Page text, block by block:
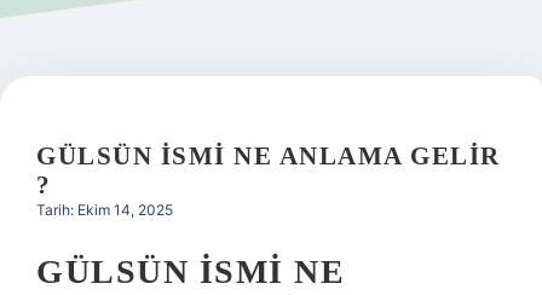
Hakkımızda
Yasal Uyarı
GÜLSÜN ISMI NE ANLAMA GELIR
?
Tarih: Ekim 14, 2025
GÜLSÜN İSMI NE